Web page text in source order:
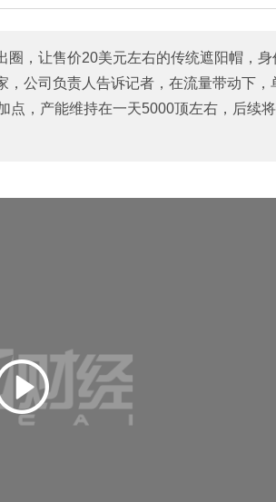
，让售价20美元左右的传统遮阳帽，身
公司负责人告诉记者，在流量带动下，
，产能维持在一天5000顶左右，后续将